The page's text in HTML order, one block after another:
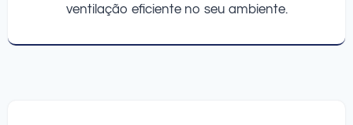
ventilação eficiente no seu ambiente.